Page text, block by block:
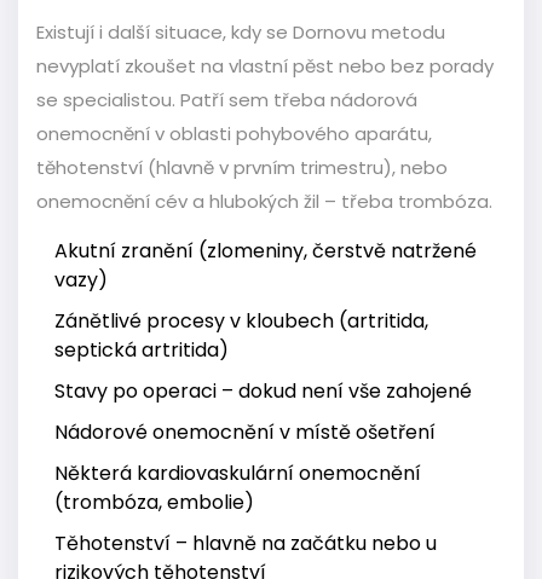
Existují i další situace, kdy se Dornovu metodu
nevyplatí zkoušet na vlastní pěst nebo bez porady
se specialistou. Patří sem třeba nádorová
onemocnění v oblasti pohybového aparátu,
těhotenství (hlavně v prvním trimestru), nebo
onemocnění cév a hlubokých žil – třeba trombóza.
Akutní zranění (zlomeniny, čerstvě natržené
vazy)
Zánětlivé procesy v kloubech (artritida,
septická artritida)
Stavy po operaci – dokud není vše zahojené
Nádorové onemocnění v místě ošetření
Některá kardiovaskulární onemocnění
(trombóza, embolie)
Těhotenství – hlavně na začátku nebo u
rizikových těhotenství